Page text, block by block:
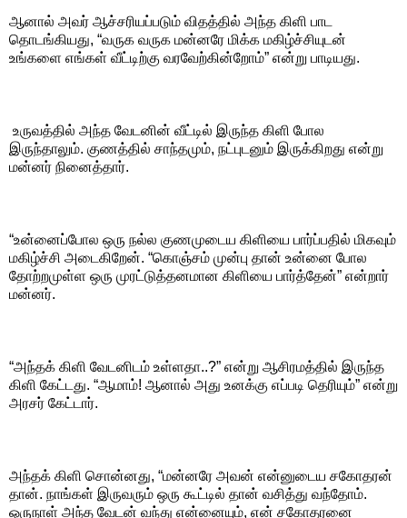
ஆனால் அவர் ஆச்சரியப்படும் விதத்தில் அந்த கிளி பாட
தொடங்கியது, “வருக வருக மன்னரே மிக்க மகிழ்ச்சியுடன்
உங்களை எங்கள் வீட்டிற்கு வரவேற்கின்றோம்” என்று பாடியது.
உருவத்தில் அந்த வேடனின் வீட்டில் இருந்த கிளி போல
இருந்தாலும். குணத்தில் சாந்தமும், நட்புடனும் இருக்கிறது என்று
மன்னர் நினைத்தார்.
“உன்னைப்போல ஒரு நல்ல குணமுடைய கிளியை பார்ப்பதில் மிகவும்
மகிழ்ச்சி அடைகிறேன். “கொஞ்சம் முன்பு தான் உன்னை போல
தோற்றமுள்ள ஒரு முரட்டுத்தனமான கிளியை பார்த்தேன்” என்றார்
மன்னர்.
“அந்தக் கிளி வேடனிடம் உள்ளதா..?” என்று ஆசிரமத்தில் இருந்த
கிளி கேட்டது. “ஆமாம்! ஆனால் அது உனக்கு எப்படி தெரியும்” என்று
அரசர் கேட்டார்.
அந்தக் கிளி சொன்னது, “மன்னரே அவன் என்னுடைய சகோதரன்
தான். நாங்கள் இருவரும் ஒரு கூட்டில் தான் வசித்து வந்தோம்.
ஒருநாள் அந்த வேடன் வந்து என்னையும், என் சகோதரனை